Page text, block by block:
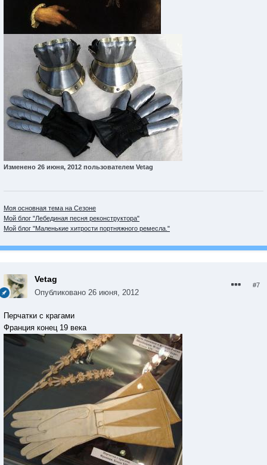
Изменено 26 июня, 2012 пользователем Vetag
Моя основная тема на Сезоне
Мой блог "Лебединая песня реконструктора"
Мой блог "Маленькие хитрости портняжного ремесла."
Vetag
Опубликовано 26 июня, 2012
#7
Перчатки с крагами
Франция конец 19 века